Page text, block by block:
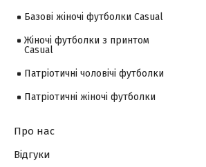
Базові жіночі футболки Casual
Жіночі футболки з принтом
Casual
Патріотичні чоловічі футболки
Патріотичні жіночі футболки
Про нас
Відгуки